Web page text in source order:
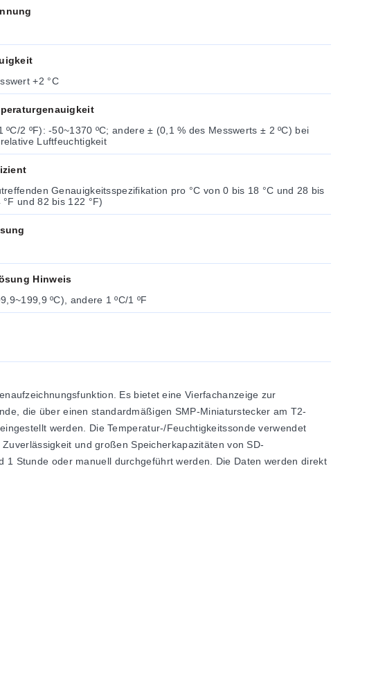
+2 °C
ºC/2 ºF): -50~1370 ºC; andere ± (0,1 % des Messwerts ± 2 ºC) bei
Luftfeuchtigkeit
Genauigkeitsspezifikation pro °C von 0 bis 18 °C und 28 bis
und 82 bis 122 °F)
Hinweis
ºC), andere 1 ºC/1 ºF
Es bietet eine Vierfachanzeige zur
die über einen standardmäßigen SMP-Miniaturstecker am T2-
werden. Die Temperatur-/Feuchtigkeitssonde verwendet
und großen Speicherkapazitäten von SD-
Stunde oder manuell durchgeführt werden. Die Daten werden direkt